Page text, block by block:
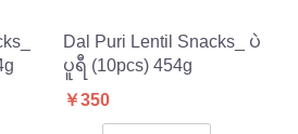
Dal Puri Lentil Snacks_ ပဲ
ပူရီ (10pcs) 454g
￥350